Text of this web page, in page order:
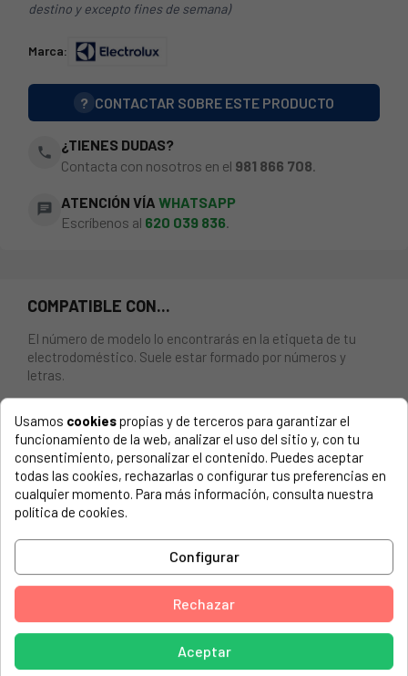
destino y excepto fines de semana)
Marca:
? CONTACTAR SOBRE ESTE PRODUCTO
phone
¿TIENES DUDAS?
Contacta con nosotros en el 981 866 708
chat ATENCIÓN VÍA WHATSAPP
Escríbenos al 620 039 836.
COMPATIBLE CON...
El número de modelo lo encontrarás en la etiqueta de tu
electrodoméstico. Suele estar formado por números y
letras.
RESISTENCIA SECADORA ELECTROLUX, ZANUSSI, AEG
1900W + 700W, 230V.
AEG ELECTROLUX, T6 5273 AC 91609678400
AEG ELECTROLUX, T6 5273 AC 91609685400
AEG ELECTROLUX, T6 5276 AC 91609678200
AEG ELECTROLUX, T6 5276 AC 91609678201
AEG ELECTROLUX, T6 5278 AC 91609674100
AEG ELECTROLUX, T6 5278 AC 91609674200
Usamos cookiespropias y de terceros para garantizar el
funcionamiento de la web, analizar el uso del sitio y, con tu
consentimiento, personalizar el contenido. Puedes aceptar
todas las cookies, rechazarlas o configurar tus preferencias en
cualquier momento. Para más información, consulta nuestra
política de cookies.
Configurar
Rechazar
Aceptar